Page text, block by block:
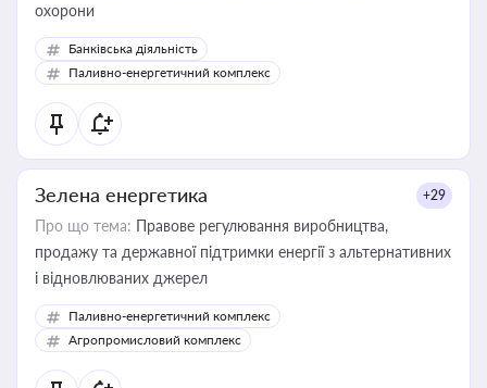
охорони
Банківська діяльність
Паливно-енергетичний комплекс
Зелена енергетика +29
Про що тема: Правове регулювання виробництва,
продажу та державної підтримки енергії з альтернативних
і відновлюваних джерел
Паливно-енергетичний комплекс
Агропромисловий комплекс